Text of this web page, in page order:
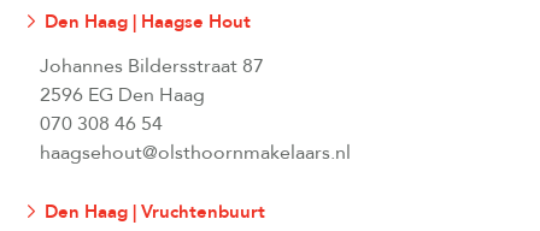
Den Haag | Haagse Hout
Johannes Bildersstraat 87
2596 EG Den Haag
070 308 46 54
haagsehout@olsthoornmakelaars.nl
Den Haag | Vruchtenbuurt